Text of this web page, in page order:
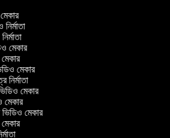
নির্মাতা
মেকার
মেকার
মেকার
নির্মাতা
মেকার
মেকার
ভিডিও মেকার
মেকার